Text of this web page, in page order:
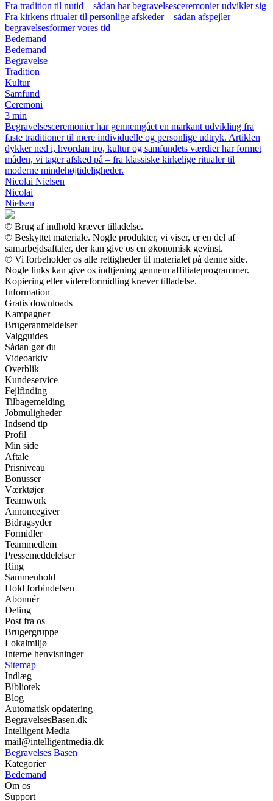
Fra tradition til nutid – sådan har begravelsesceremonier udviklet sig
Fra kirkens ritualer til personlige afskeder – sådan afspejler
begravelsesformer vores tid
Bedemand
Bedemand
Begravelse
Tradition
Kultur
Samfund
Ceremoni
3 min
Begravelsesceremonier har gennemgået en markant udvikling fra
faste traditioner til mere individuelle og personlige udtryk. Artiklen
dykker ned i, hvordan tro, kultur og samfundets værdier har formet
måden, vi tager afsked på – fra klassiske kirkelige ritualer til
moderne mindehøjtideligheder.
Nicolai Nielsen
Nicolai
Nielsen
© Brug af indhold kræver tilladelse.
© Beskyttet materiale. Nogle produkter, vi viser, er en del af
samarbejdsaftaler, der kan give os en økonomisk gevinst.
© Vi forbeholder os alle rettigheder til materialet på denne side.
Nogle links kan give os indtjening gennem affiliateprogrammer.
Kopiering eller videreformidling kræver tilladelse.
Information
Gratis downloads
Kampagner
Brugeranmeldelser
Valgguides
Sådan gør du
Videoarkiv
Overblik
Kundeservice
Fejlfinding
Tilbagemelding
Jobmuligheder
Indsend tip
Profil
Min side
Aftale
Prisniveau
Bonusser
Værktøjer
Teamwork
Annoncegiver
Bidragsyder
Formidler
Teammedlem
Pressemeddelelser
Ring
Sammenhold
Hold forbindelsen
Abonnér
Deling
Post fra os
Brugergruppe
Lokalmiljø
Interne henvisninger
Sitemap
Indlæg
Bibliotek
Blog
Automatisk opdatering
BegravelsesBasen.dk
Intelligent Media
mail@intelligentmedia.dk
Begravelses Basen
Kategorier
Bedemand
Om os
Support